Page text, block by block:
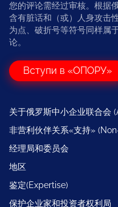
您的评论需经过审核。根据
含有脏话和（或）人身攻击
为点、破折号等符号同样属
论。
Вступи в «ОПОРУ»
关于俄罗斯中小企业联合会
非营利伙伴关系«支持»
经理局和委员会
地区
鉴定(Expertise)
保护企业家和投资者权利局